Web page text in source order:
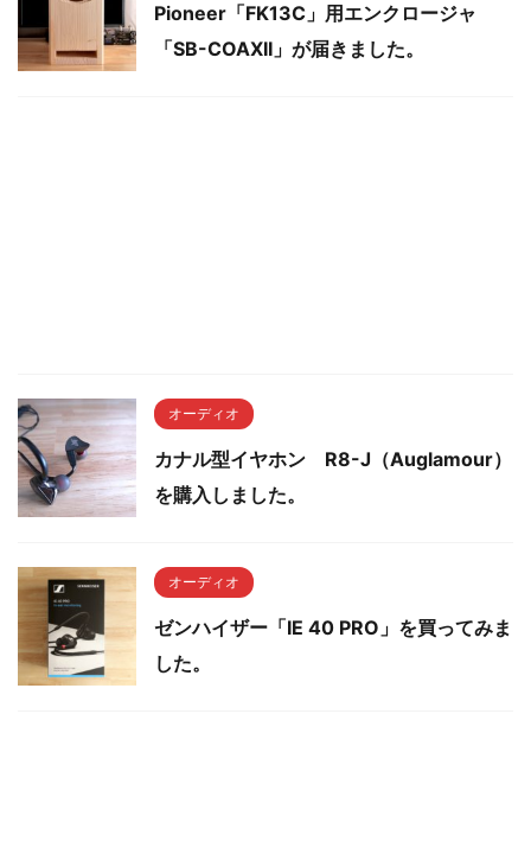
Pioneer「FK13C」用エンクロージャ
「SB-COAXII」が届きました。
オーディオ
カナル型イヤホン R8-J（Auglamour）
を購入しました。
オーディオ
ゼンハイザー「IE 40 PRO」を買ってみま
した。